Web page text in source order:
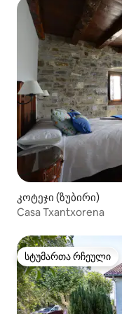
კოტეჯი (ზუბირი)
Casa Txantxorena
სტუმართა რჩეული
სტუმართა რჩეული